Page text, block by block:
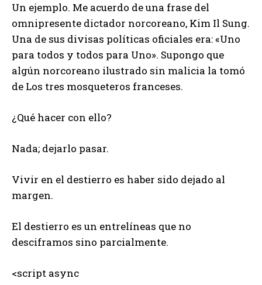
Un ejemplo. Me acuerdo de una frase del
omnipresente dictador norcoreano, Kim Il Sung.
Una de sus divisas políticas oficiales era: «Uno
para todos y todos para Uno». Supongo que
algún norcoreano ilustrado sin malicia la tomó
de Los tres mosqueteros franceses.
¿Qué hacer con ello?
Nada; dejarlo pasar.
Vivir en el destierro es haber sido dejado al
margen.
El destierro es un entrelíneas que no
desciframos sino parcialmente.
<script async